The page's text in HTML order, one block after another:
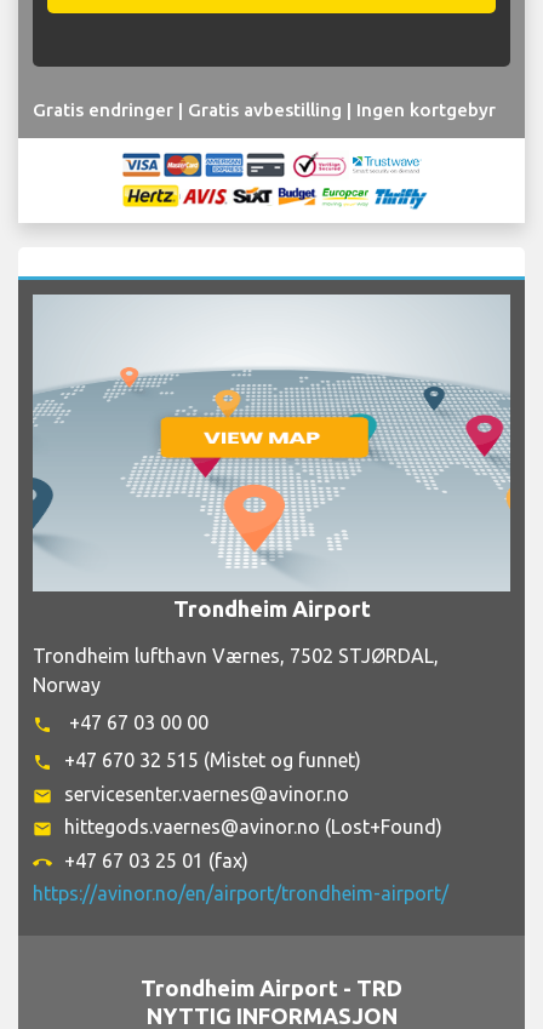
Gratis endringer | Gratis avbestilling | Ingen kortgebyr
Trondheim Airport
Trondheim lufthavn Værnes, 7502 STJØRDAL,
Norway
phone +47 67 03 00 00
phone +47 670 32 515 (Mistet og funnet)
email servicesenter.vaernes@avinor.no
email hittegods.vaernes@avinor.no (Lost+Found)
call_end
+47 67 03 25 01 (fax)
https://avinor.no/en/airport/trondheim-airport/
Trondheim Airport - TRD
NYTTIG INFORMASJON